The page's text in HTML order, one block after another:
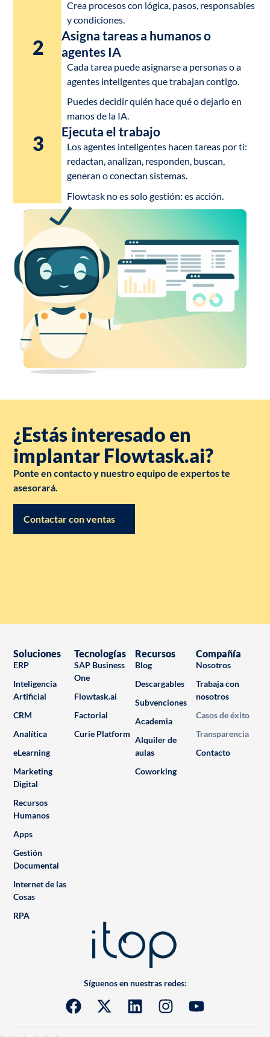
Crea procesos con lógica, pasos, responsables
y condiciones.
2
Asigna tareas a humanos o
agentes IA
Cada tarea puede asignarse a personas o a
agentes inteligentes que trabajan contigo.
Puedes decidir quién hace qué o dejarlo en
manos de la IA.
3
Ejecuta el trabajo
Los agentes inteligentes hacen tareas por ti:
redactan, analizan, responden, buscan,
generan o conectan sistemas.
Flowtask no es solo gestión: es acción.
¿Estás interesado en
implantar Flowtask.ai?
Ponte en contacto y nuestro equipo de expertos te
asesorará.
Contactar con ventas
Síguenos en nuestras redes:
Soluciones
ERP
Inteligencia
Artificial
CRM
Analítica
eLearning
Marketing
Digital
Recursos
Humanos
Apps
Gestión
Documental
Internet de las
Cosas
RPA
Tecnologías
SAP Business
One
Flowtask.ai
Factorial
Curie Platform
Recursos
Blog
Descargables
Subvenciones
Academia
Alquiler de
aulas
Coworking
Compañía
Nosotros
Trabaja con
nosotros
Casos de éxito
Transparencia
Contacto